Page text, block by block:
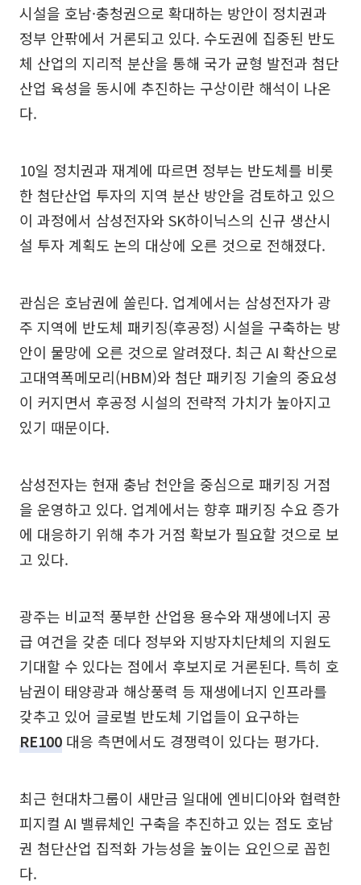
시설을 호남·충청권으로 확대하는 방안이 정치권과
정부 안팎에서 거론되고 있다. 수도권에 집중된 반도
체 산업의 지리적 분산을 통해 국가 균형 발전과 첨단
산업 육성을 동시에 추진하는 구상이란 해석이 나온
다.
10일 정치권과 재계에 따르면 정부는 반도체를 비롯
한 첨단산업 투자의 지역 분산 방안을 검토하고 있으
이 과정에서 삼성전자와 SK하이닉스의 신규 생산시
설 투자 계획도 논의 대상에 오른 것으로 전해졌다.
관심은 호남권에 쏠린다. 업계에서는 삼성전자가 광
주 지역에 반도체 패키징(후공정) 시설을 구축하는 방
안이 물망에 오른 것으로 알려졌다. 최근 AI 확산으로
고대역폭메모리(HBM)와 첨단 패키징 기술의 중요성
이 커지면서 후공정 시설의 전략적 가치가 높아지고
있기 때문이다.
삼성전자는 현재 충남 천안을 중심으로 패키징 거점
을 운영하고 있다. 업계에서는 향후 패키징 수요 증가
에 대응하기 위해 추가 거점 확보가 필요할 것으로 보
고 있다.
광주는 비교적 풍부한 산업용 용수와 재생에너지 공
급 여건을 갖춘 데다 정부와 지방자치단체의 지원도
기대할 수 있다는 점에서 후보지로 거론된다. 특히 호
남권이 태양광과 해상풍력 등 재생에너지 인프라를
갖추고 있어 글로벌 반도체 기업들이 요구하는
RE100 대응 측면에서도 경쟁력이 있다는 평가다.
최근 현대차그룹이 새만금 일대에 엔비디아와 협력한
피지컬 AI 밸류체인 구축을 추진하고 있는 점도 호남
권 첨단산업 집적화 가능성을 높이는 요인으로 꼽힌
다.